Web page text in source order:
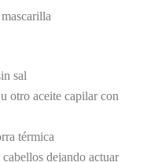
sal
otro aceite capilar con
térmica
dejando actuar